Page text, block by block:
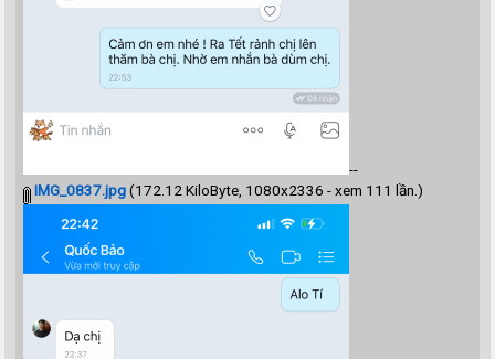
--
IMG_0837.jpg(172.12 KiloByte, 1080x2336 - xem 111 lần.)